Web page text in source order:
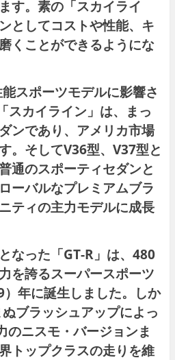
す。素の「スカイライ
としてコストや性能、キ
くことができるようにな
能スポーツモデルに影響さ
スカイライン」は、まっ
ンであり、アメリカ市場
。そしてV36型、V37型と
通のスポーティセダンと
ーバルなプレミアムブラ
ティの主力モデルに成長
なった「GT-R」は、480
を誇るスーパースポーツ
年に誕生しました。しか
ブラッシュアップによっ
のニスモ・バージョンま
トップクラスの走りを維